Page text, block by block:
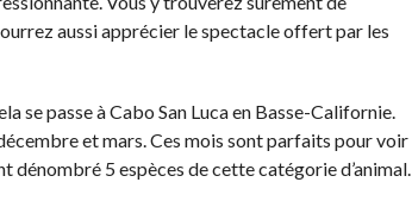
aussi apprécier le spectacle offert par les
se passe à Cabo San Luca en Basse-Californie.
et mars. Ces mois sont parfaits pour voir
dénombré 5 espèces de cette catégorie d’animal.